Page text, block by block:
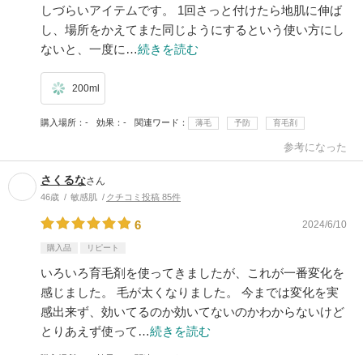
しづらいアイテムです。 1回さっと付けたら地肌に伸ば
し、場所をかえてまた同じようにするという使い方にし
ないと、一度に…続きを読む
200ml
購入場所 - 効果 - 関連ワード 薄毛 予防 育毛剤
参考になった
さくるなさん
46歳 敏感肌 クチコミ投稿 85件
6 2024/6/10
購入品 リピート
いろいろ育毛剤を使ってきましたが、これが一番変化を
感じました。 毛が太くなりました。 今までは変化を実
感出来ず、効いてるのか効いてないのかわからないけど
とりあえず使って…続きを読む